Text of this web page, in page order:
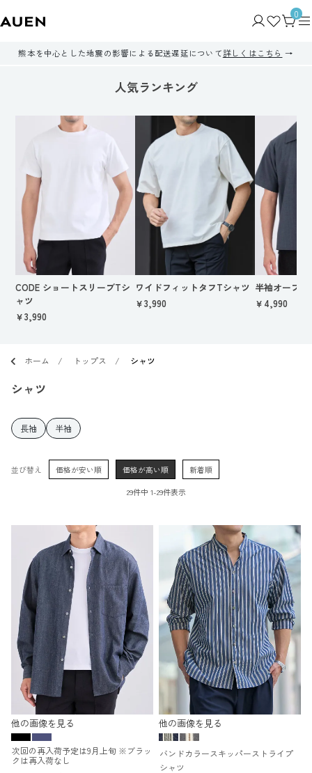
0
熊本を中心とした地震の影響による配送遅延について詳しくはこちら
人気ランキング
CODE ショートスリーブTシ
ャツ
￥3,990
ワイドフィットタフTシャツ
￥3,990
半袖オープ
￥4,990
ホーム トップス シャツ
シャツ
長袖 半袖
並び替え 価格が安い順 価格が高い順
新着順
29件中 1-29件表示
他の画像を見る
次回の再入荷予定は9月上旬 ※ブラッ
クは再入荷なし
他の画像を見る
バンドカラースキッパーストライプ
シャツ